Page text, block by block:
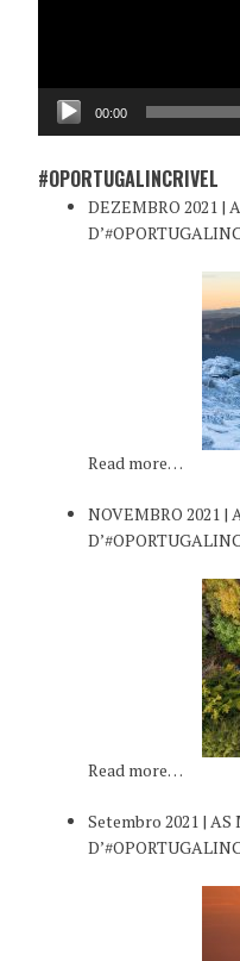
00:00
#OPORTUGALINCRIVEL
DEZEMBRO 2021 |
Read more…
NOVEMBRO 2021 |
Read more…
Setembro 2021 | AS